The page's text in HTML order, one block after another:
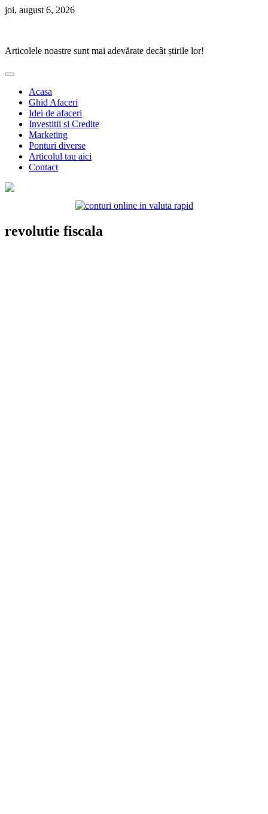
Skip
joi, august 6, 2026
Articolele noastre sunt mai adevărate decât știrile lor!
Acasa
Ghid Afaceri
Idei de afaceri
Investitii si Credite
Marketing
Ponturi diverse
Articolul tau aici
Contact
revolutie fiscala